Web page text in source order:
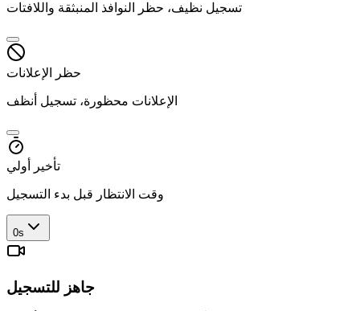
تسجيل نظيف، حظر النوافذ المنبثقة واللافتات
حظر الإعلانات
الإعلانات محظورة، تسجيل أنظف
تأخير أولي
وقت الانتظار قبل بدء التسجيل
0s
جاهز للتسجيل